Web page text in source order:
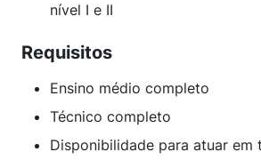
nível I e II
Requisitos
Ensino médio completo
Técnico completo
Disponibilidade para atuar em